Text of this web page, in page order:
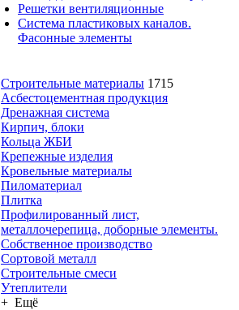
Решетки вентиляционные
Система пластиковых каналов.
Фасонные элементы
Строительные материалы 1715
Асбестоцементная продукция
Дренажная система
Кирпич, блоки
Кольца ЖБИ
Крепежные изделия
Кровельные материалы
Пиломатериал
Плитка
Профилированный лист,
металлочерепица, доборные элементы.
Собственное производство
Сортовой металл
Строительные смеси
Утеплители
+ Ещё